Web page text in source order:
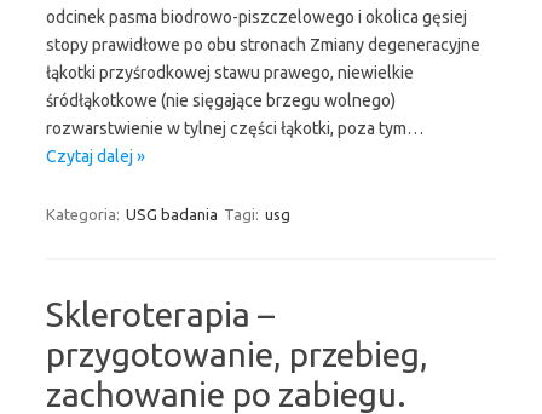
odcinek pasma biodrowo-piszczelowego i okolica gęsiej
stopy prawidłowe po obu stronach Zmiany degeneracyjne
łąkotki przyśrodkowej stawu prawego, niewielkie
śródłąkotkowe (nie sięgające brzegu wolnego)
rozwarstwienie w tylnej części łąkotki, poza tym…
Czytaj dalej »
Kategoria: USG badania Tagi: usg
Skleroterapia –
przygotowanie, przebieg,
zachowanie po zabiegu.